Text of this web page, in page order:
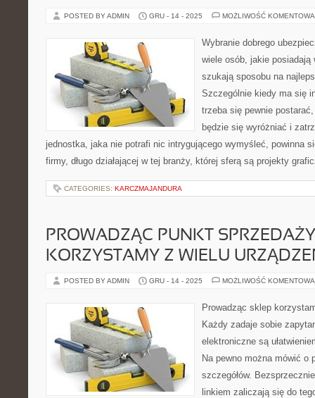
POSTED BY ADMIN GRU - 14 - 2025 MOŻLIWOŚĆ
Wybranie dobrego
wiele osób, jakie posiadają
szukają sposobu na
Szczególnie kiedy ma się
trzeba się pewnie
będzie się wyróżniać i
jednostka, jaka nie potrafi nic intrygującego wymyśleć, powinna
firmy, długo działającej w tej branży, której sferą są projekty
CATEGORIES: KARCZMAJANDURA
PROWADZĄC PUNKT SPRZEDAŻY
KORZYSTAMY Z WIELU
POSTED BY ADMIN GRU - 14 - 2025 MOŻLIWOŚĆ
Prowadząc sklep
Każdy zadaje sobie
elektroniczne są
Na pewno można mówić o
szczegółów.
linkiem zaliczają się do